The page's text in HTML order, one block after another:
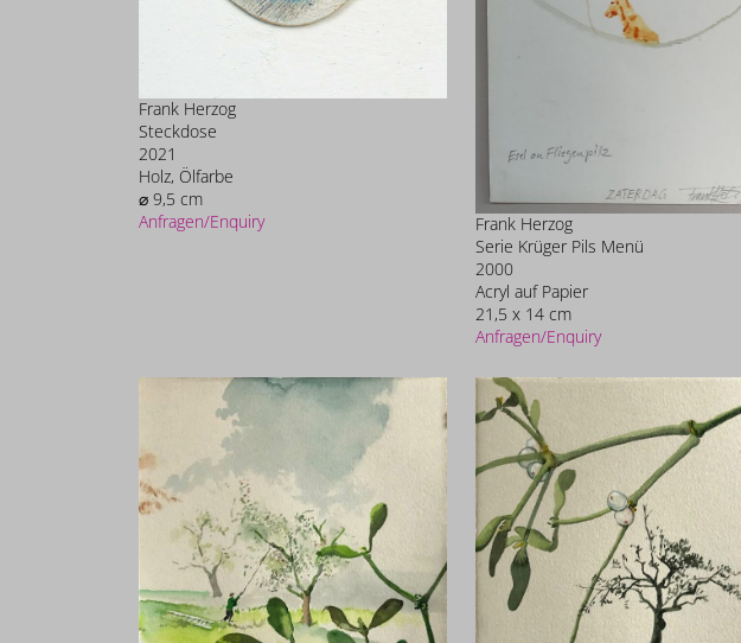
Frank Herzog
Steckdose
2021
Holz, Ölfarbe
⌀ 9,5 cm
Anfragen/Enquiry
Frank Herzog
Serie Krüger Pils Menü
2000
Acryl auf Papier
21,5 x 14 cm
Anfragen/Enquiry